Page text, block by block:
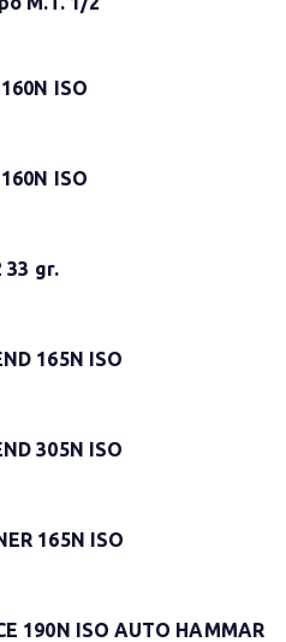
ISO
ISO
33 gr.
165N ISO
305N ISO
165N ISO
190N ISO AUTO HAMMAR